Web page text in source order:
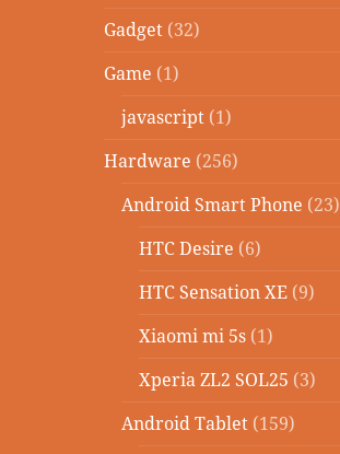
Gadget (32)
Game (1)
javascript (1)
Hardware (256)
Android Smart Phone (23)
HTC Desire (6)
HTC Sensation XE (9)
Xiaomi mi 5s (1)
Xperia ZL2 SOL25 (3)
Android Tablet (159)